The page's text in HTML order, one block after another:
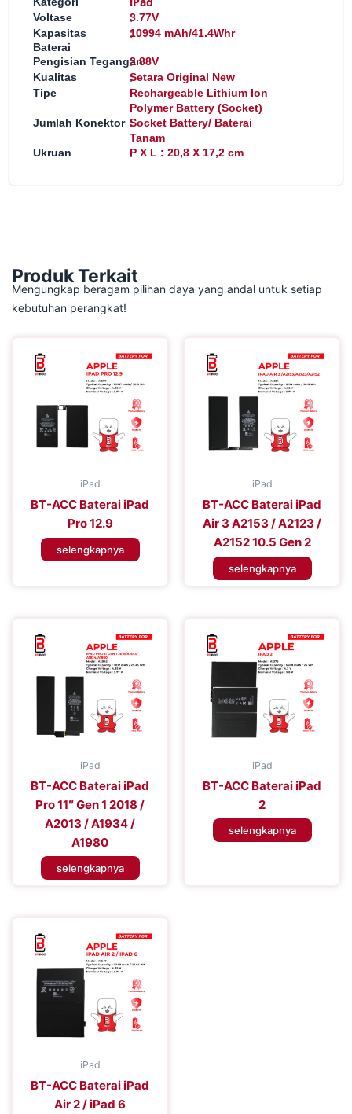
Voltase :3.77V
Kapasitas
Baterai
:10994 mAh/41.4Whr
Pengisian Tegangan
:3.88V
Kualitas
:Setara Original New
Tipe
:Rechargeable Lithium Ion
Polymer Battery (Socket)
Jumlah Konektor :Socket Battery/ Baterai
Tanam
Ukruan
:P X L : 20,8 X 17,2 cm
Produk Terkait
Mengungkap beragam pilihan daya yang andal untuk setiap
kebutuhan perangkat!
iPad
BT-ACC Baterai iPad
Pro 12.9
selengkapnya
iPad
BT-ACC Baterai iPad
Air 3 A2153 / A2123 /
A2152 10.5 Gen 2
selengkapnya
iPad
BT-ACC Baterai iPad
Pro 11″ Gen 1 2018 /
A2013 / A1934 /
A1980
selengkapnya
iPad
BT-ACC Baterai iPad
2
selengkapnya
iPad
BT-ACC Baterai iPad
Air 2 / iPad 6